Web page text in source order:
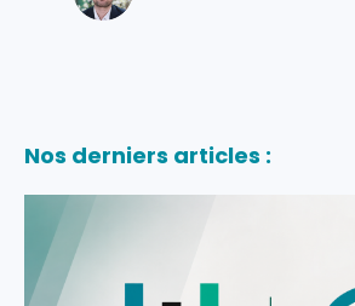
Nos derniers articles :